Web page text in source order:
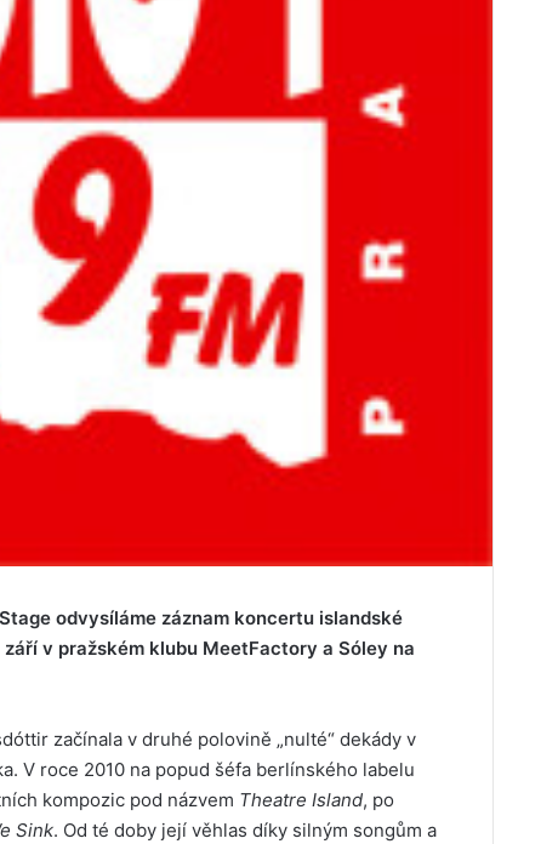
odvysíláme záznam koncertu islandské
v pražském klubu MeetFactory a Sóley na
začínala v druhé polovině „nulté“ dekády v
V roce 2010 na popud šéfa berlínského labelu
kompozic pod názvem Theatre Island, po
Sink. Od té doby její věhlas díky silným songům a